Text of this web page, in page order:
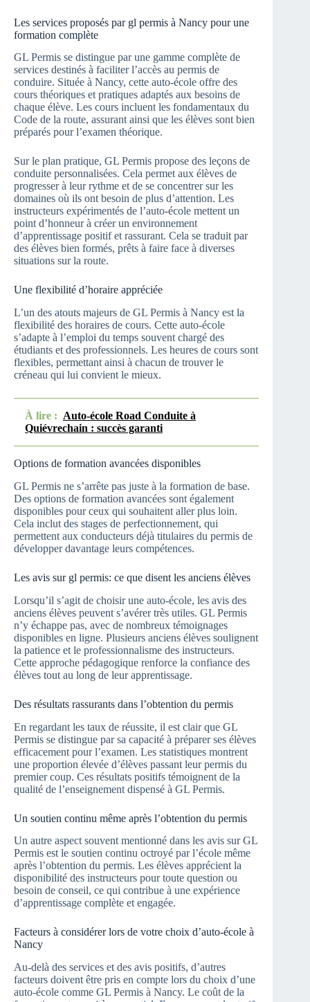
Les services proposés par gl permis à Nancy pour une
formation complète
GL Permis se distingue par une gamme complète de
services destinés à faciliter l’accès au permis de
conduire. Située à Nancy, cette auto-école offre des
cours théoriques et pratiques adaptés aux besoins de
chaque élève. Les cours incluent les fondamentaux du
Code de la route, assurant ainsi que les élèves sont bien
préparés pour l’examen théorique.
Sur le plan pratique, GL Permis propose des leçons de
conduite personnalisées. Cela permet aux élèves de
progresser à leur rythme et de se concentrer sur les
domaines où ils ont besoin de plus d’attention. Les
instructeurs expérimentés de l’auto-école mettent un
point d’honneur à créer un environnement
d’apprentissage positif et rassurant. Cela se traduit par
des élèves bien formés, prêts à faire face à diverses
situations sur la route.
Une flexibilité d’horaire appréciée
L’un des atouts majeurs de GL Permis à Nancy est la
flexibilité des horaires de cours. Cette auto-école
s’adapte à l’emploi du temps souvent chargé des
étudiants et des professionnels. Les heures de cours sont
flexibles, permettant ainsi à chacun de trouver le
créneau qui lui convient le mieux.
À lire : Auto-école Road Conduite à
Quiévrechain : succès garanti
Options de formation avancées disponibles
GL Permis ne s’arrête pas juste à la formation de base.
Des options de formation avancées sont également
disponibles pour ceux qui souhaitent aller plus loin.
Cela inclut des stages de perfectionnement, qui
permettent aux conducteurs déjà titulaires du permis de
développer davantage leurs compétences.
Les avis sur gl permis: ce que disent les anciens élèves
Lorsqu’il s’agit de choisir une auto-école, les avis des
anciens élèves peuvent s’avérer très utiles. GL Permis
n’y échappe pas, avec de nombreux témoignages
disponibles en ligne. Plusieurs anciens élèves soulignent
la patience et le professionnalisme des instructeurs.
Cette approche pédagogique renforce la confiance des
élèves tout au long de leur apprentissage.
Des résultats rassurants dans l’obtention du permis
En regardant les taux de réussite, il est clair que GL
Permis se distingue par sa capacité à préparer ses élèves
efficacement pour l’examen. Les statistiques montrent
une proportion élevée d’élèves passant leur permis du
premier coup. Ces résultats positifs témoignent de la
qualité de l’enseignement dispensé à GL Permis.
Un soutien continu même après l’obtention du permis
Un autre aspect souvent mentionné dans les avis sur GL
Permis est le soutien continu octroyé par l’école même
après l’obtention du permis. Les élèves apprécient la
disponibilité des instructeurs pour toute question ou
besoin de conseil, ce qui contribue à une expérience
d’apprentissage complète et engagée.
Facteurs à considérer lors de votre choix d’auto-école à
Nancy
Au-delà des services et des avis positifs, d’autres
facteurs doivent être pris en compte lors du choix d’une
auto-école comme GL Permis à Nancy. Le coût de la